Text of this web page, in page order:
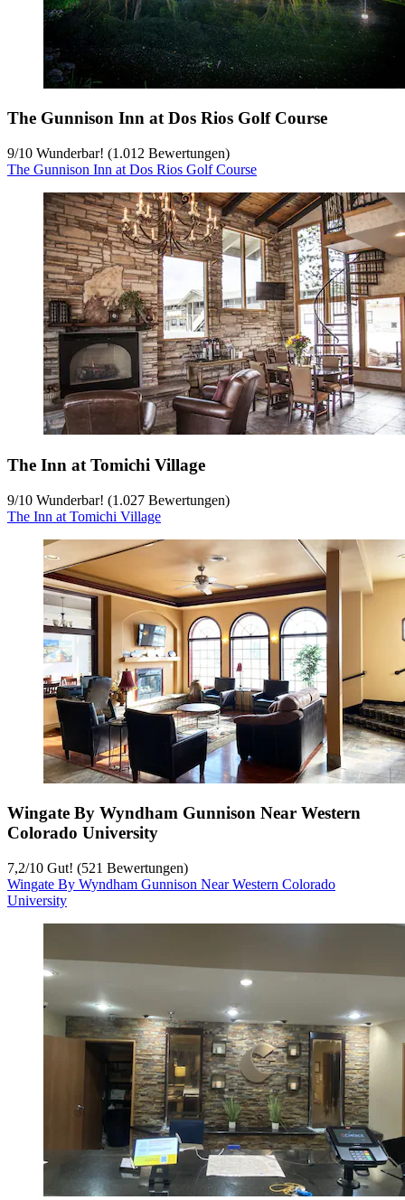
The Gunnison Inn at Dos Rios Golf Course
9/10 Wunderbar! (1.012 Bewertungen)
The Gunnison Inn at Dos Rios Golf Course
The Inn at Tomichi Village
9/10 Wunderbar! (1.027 Bewertungen)
The Inn at Tomichi Village
Wingate By Wyndham Gunnison Near Western
Colorado University
7,2/10 Gut! (521 Bewertungen)
Wingate By Wyndham Gunnison Near Western Colorado
University